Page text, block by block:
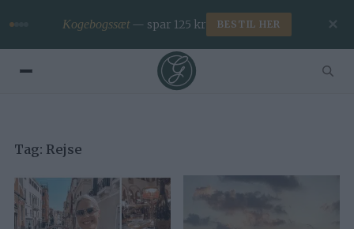
Kogebogssæt — spar 125 kr BESTIL HER ✕
Tag: Rejse